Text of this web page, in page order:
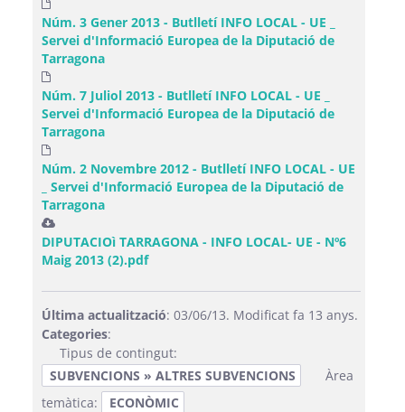
Núm. 3 Gener 2013 - Butlletí INFO LOCAL - UE _
Servei d'Informació Europea de la Diputació de
Tarragona
Núm. 7 Juliol 2013 - Butlletí INFO LOCAL - UE _
Servei d'Informació Europea de la Diputació de
Tarragona
Núm. 2 Novembre 2012 - Butlletí INFO LOCAL - UE
_ Servei d'Informació Europea de la Diputació de
Tarragona
DIPUTACIOì TARRAGONA - INFO LOCAL- UE - Nº6
Maig 2013 (2).pdf
Última actualització: 03/06/13. Modificat fa 13 anys.
Categories:
Tipus de contingut:
SUBVENCIONS » ALTRES SUBVENCIONS
Àrea
temàtica:
ECONÒMIC